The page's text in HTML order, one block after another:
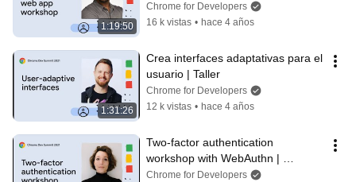
1:19:50
Chrome for Developers
16 k vistas • hace 4 años
1:31:26
Crea interfaces adaptativas para el
usuario | Taller
Chrome for Developers
12 k vistas • hace 4 años
Two-factor authentication
workshop with WebAuthn |
Workshop
Chrome for Developers